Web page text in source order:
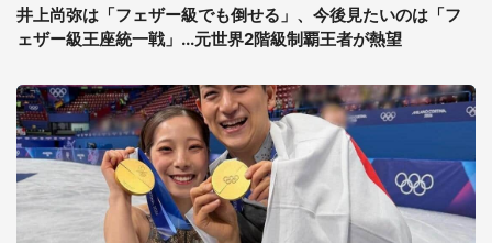
井上尚弥は「フェザー級でも倒せる」、今後見たいのは「フ
ェザー級王座統一戦」...元世界2階級制覇王者が熱望